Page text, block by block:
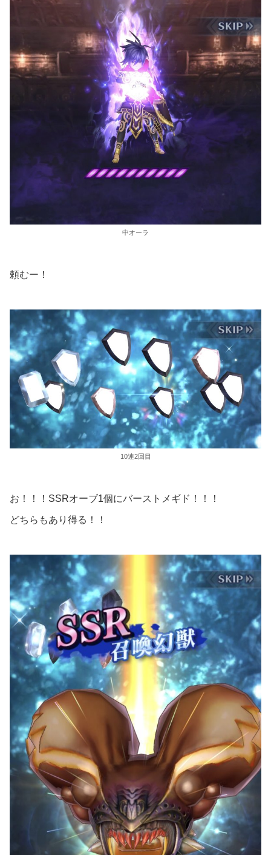
中オーラ
頼むー！
10連2回目
お！！！SSRオーブ1個にバーストメギド！！！
どちらもあり得る！！